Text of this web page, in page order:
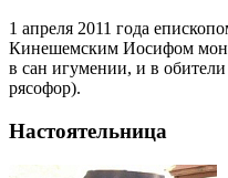
1 апреля 2011 года
Кинешемским Иосифом
в сан игумении, и в
рясофор).
Настоятельница